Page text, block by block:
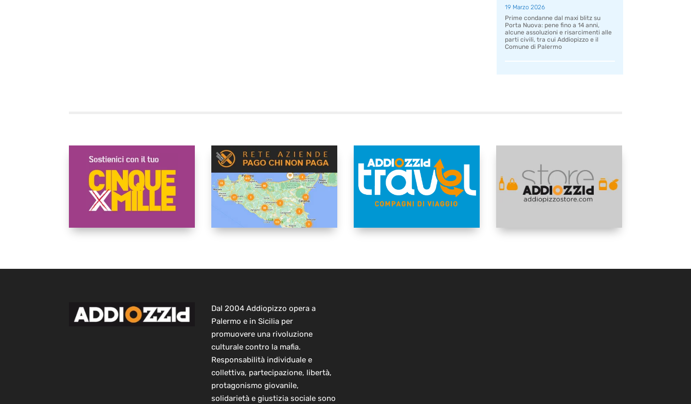
19 Marzo 2026
Prime condanne dal maxi blitz su
Porta Nuova: pene fino a 14 anni,
alcune assoluzioni e risarcimenti alle
parti civili, tra cui Addiopizzo e il
Comune di Palermo
Dal 2004 Addiopizzo opera a
Palermo e in Sicilia per
promuovere una rivoluzione
culturale contro la mafia.
Responsabilità individuale e
collettiva, partecipazione, libertà,
protagonismo giovanile,
solidarietà e giustizia sociale sono